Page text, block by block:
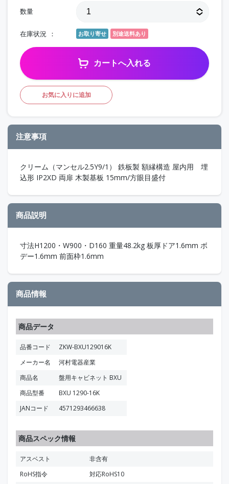
数量
在庫状況 お取り寄せ 別途送料あり
カートへ入れる
お気に入りに追加
注意事項
クリーム（マンセル2.5Y9/1） 鉄板製 額縁構造 屋内用 埋
込形 IP2XD 両扉 木製基板 15mm/方眼目盛付
商品説明
寸法H1200・W900・D160 重量48.2kg 板厚ドア1.6mm ボ
デー1.6mm 前面枠1.6mm
商品情報
商品データ
品番コード
ZKW-BXU129016K
メーカー名
河村電器産業
商品名
盤用キャビネット BXU
商品型番
BXU 1290-16K
JANコード
4571293466638
商品スペック情報
アスベスト
非含有
RoHS指令
対応RoHS10